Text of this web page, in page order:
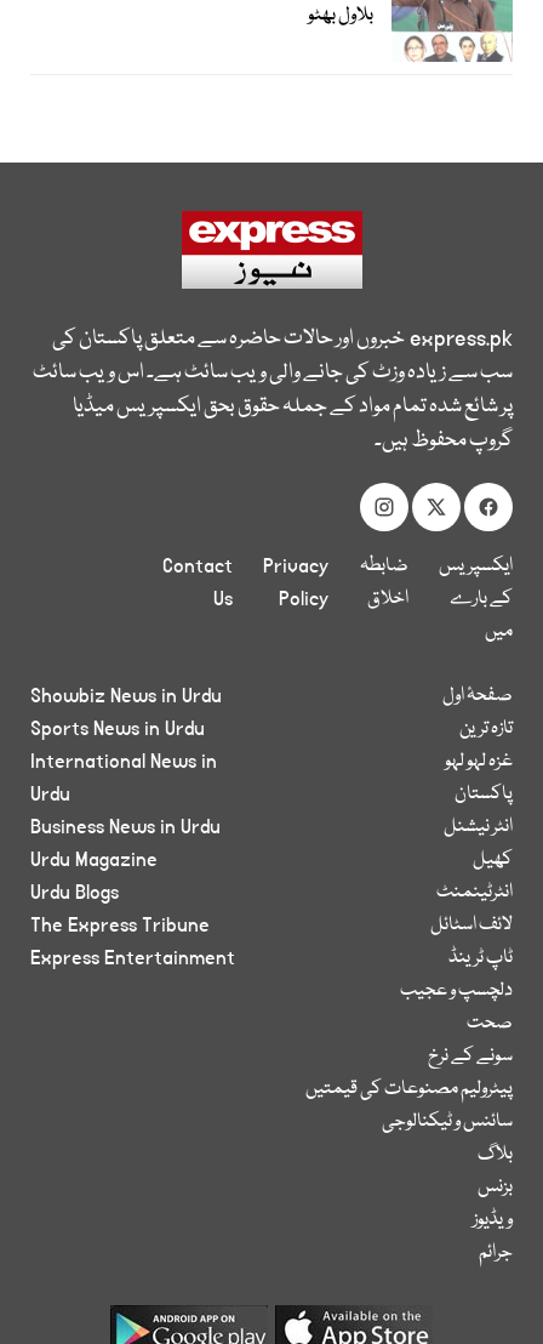
بلاول بھٹو
express.pkخبروں اور حالات حاضرہ سے متعلق پاکستان کی
سب سے زیادہ وزٹ کی جانے والی ویب سائٹ ہے۔ اس ویب سائٹ
پر شائع شدہ تمام مواد کے جملہ حقوق بحق ایکسپریس میڈیا
گروپ محفوظ ہیں۔
ایکسپریس
کے بارے
میں
ضابطہ
اخلاق
Privacy
Policy
Contact
Us
صفحۂ اول
تازہ ترین
غزہ لہو لہو
پاکستان
انٹر نیشنل
کھیل
انٹرٹینمنٹ
لائف اسٹائل
ٹاپ ٹرینڈ
دلچسپ و عجیب
صحت
سونے کے نرخ
پیٹرولیم مصنوعات کی قیمتیں
سائنس و ٹیکنالوجی
بلاگ
بزنس
ویڈیوز
جرائم
Showbiz News in Urdu
Sports News in Urdu
International News in
Urdu
Business News in Urdu
Urdu Magazine
Urdu Blogs
The Express Tribune
Express Entertainment